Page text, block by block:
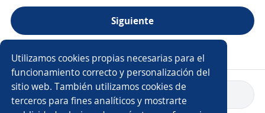
Utilizamos cookies propias necesarias para el
funcionamiento correcto y personalización del
sitio web. También utilizamos cookies de
terceros para fines analíticos y mostrarte
Siguiente
Ver más empresas
Volver a inicio